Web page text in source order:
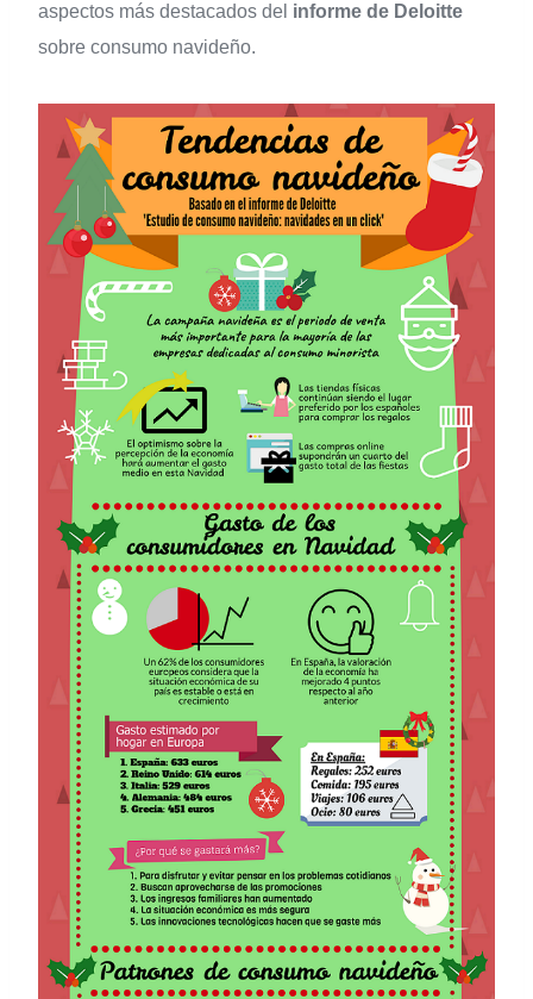
aspectos más destacados del informe de Deloitte
sobre consumo navideño.